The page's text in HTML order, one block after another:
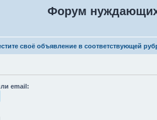
Форум
своё объявление в соответствующей
email: